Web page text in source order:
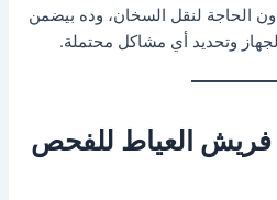
الحاجة لنقل السخان، وده بيضمن
وتحديد أي مشاكل محتملة.
العياط للفحص